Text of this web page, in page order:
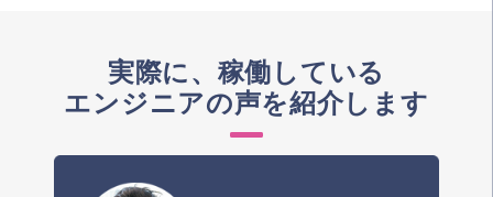
実際に、稼働している
エンジニアの声を紹介します